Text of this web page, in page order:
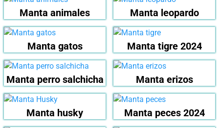
Manta animales Manta leopardo
Manta gatos Manta tigre 2024
Manta perro salchicha Manta erizos
Manta husky Manta peces 2024